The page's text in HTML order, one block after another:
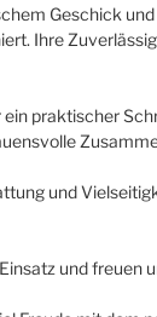
Geschick
Ihre
praktischer
und
und freuen